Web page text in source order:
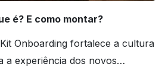
é? E como montar?
Onboarding fortalece a cultura
a experiência dos novos